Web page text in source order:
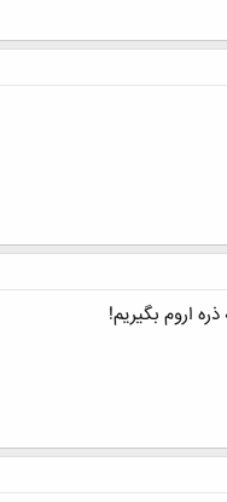
اروم بگیریم!